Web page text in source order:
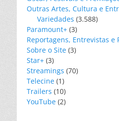
Outras Artes, Cultura e
Variedades (3.588)
Paramount+ (3)
Reportagens, Entrevistas e
Sobre o Site (3)
Star+ (3)
Streamings (70)
Telecine (1)
Trailers (10)
YouTube (2)